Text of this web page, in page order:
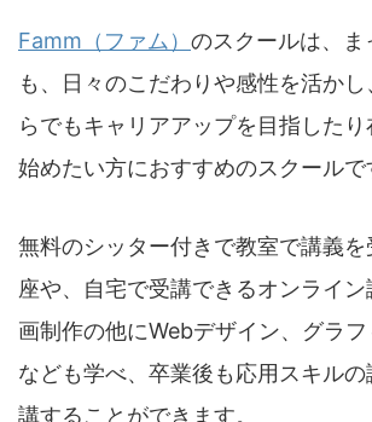
Famm（ファム） のスクールは、
も、日々のこだわりや感性を活か
らでもキャリアアップを目指した
始めたい方におすすめのスクールで
無料のシッター付きで教室で講義
座や、自宅で受講できるオンライ
画制作の他にWebデザイン、グラ
なども学べ、卒業後も応用スキル
講することができます。